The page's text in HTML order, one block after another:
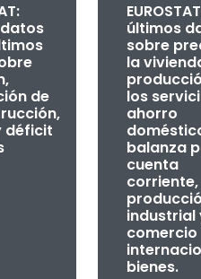
de
déficit
últimos
sobre
la
los
ahorro
balanza
cuenta
corriente,
industrial
comercio
bienes.